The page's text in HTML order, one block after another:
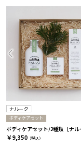
ナルーク
ボディケアセット
￥9,350 （税込）